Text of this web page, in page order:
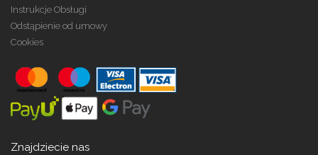
Instrukcje Obsługi
Odstąpienie od umowy
Cookies
Znajdziecie nas